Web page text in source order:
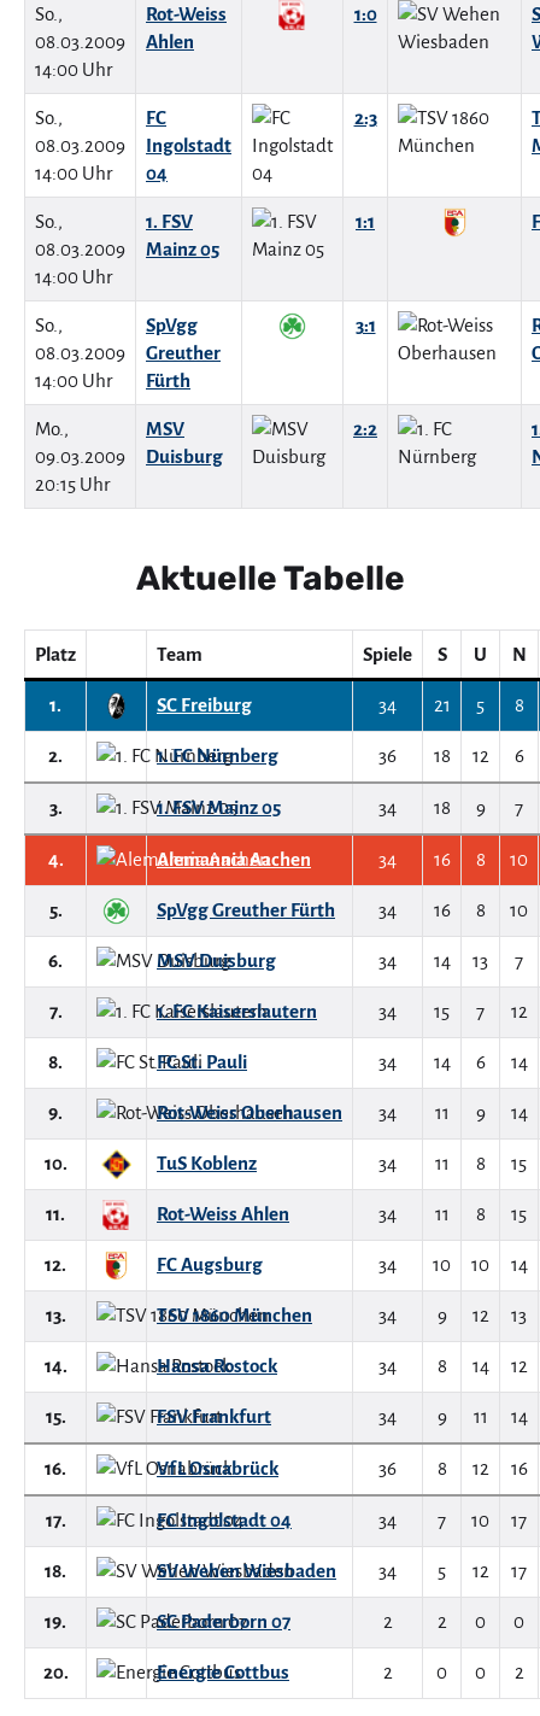
So.,
08.03.2009
14:00 Uhr
Rot-Weiss
Ahlen
1:0
So.,
08.03.2009
14:00 Uhr
FC
Ingolstadt
04
2:3
So.,
08.03.2009
14:00 Uhr
1. FSV
Mainz 05
1:1
So.,
08.03.2009
14:00 Uhr
SpVgg
Greuther
Fürth
3:1
Mo.,
09.03.2009
20:15 Uhr
MSV
Duisburg
2:2
Aktuelle Tabelle
Platz Team Spiele S U N
1. SC Freiburg 34 21 5 8
2. 1. FC Nürnberg 36 18 12 6
3. 1. FSV Mainz 05 34 18 9 7
4. Alemannia Aachen 34 16 8 10
5. SpVgg Greuther Fürth 34 16 8 10
6. MSV Duisburg 34 14 13 7
7. 1. FC Kaiserslautern 34 15 7 12
8. FC St. Pauli 34 14 6 14
9. Rot-Weiss Oberhausen 34 11 9 14
10. TuS Koblenz 34 11 8 15
11. Rot-Weiss Ahlen 34 11 8 15
12. FC Augsburg 34 10 10 14
13. TSV 1860 München 34 9 12 13
14. Hansa Rostock 34 8 14 12
15. FSV Frankfurt 34 9 11 14
16. VfL Osnabrück 36 8 12 16
17. FC Ingolstadt 04 34 7 10 17
18. SV Wehen Wiesbaden 34 5 12 17
19. SC Paderborn 07 2 2 0 0
20. Energie Cottbus 2 0 0 2